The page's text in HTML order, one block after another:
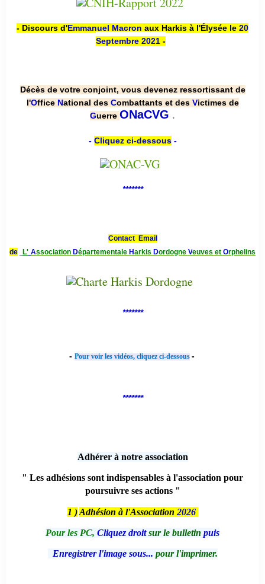
- Discours d'Emmanuel Macron aux Harkis à l'Élysée le 20
Septembre 2021 -
Décès de votre conjoint, vous devenez ressortissant de
l'Office National des Combattants et des Victimes de
Guerre ONaCVG .
- Cliquez ci-dessous-
*******
Contact Email
de
L' Association Départementale Harkis Dordogne Veuves et Orphelins
*******
- Pour voir les vidéos, cliquez ci-dessous -
*******
Adhérer à notre association
" Les adhésions sont indispensables à l'association pour
poursuivre ses actions "
1 ) Adhésion à l'Association 2026
Pour les PC, Cliquez droitsur le bulletin puis
Enregistrer l'image sous... pour l'imprimer.